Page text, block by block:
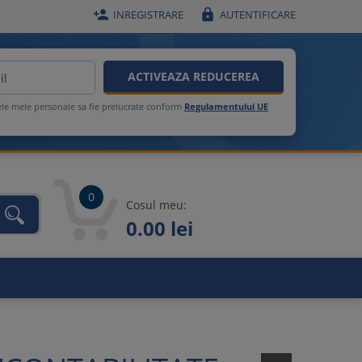
 INREGISTRARE  AUTENTIFICARE
ACTIVEAZA REDUCEREA
mele personale sa fie prelucrate conform Regulamentului UE
0
Cosul meu:
0.00 lei